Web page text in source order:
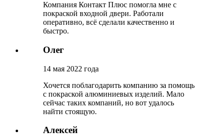
Компания Контакт Плюс помогла мне с
покраской входной двери. Работали
оперативно, всё сделали качественно и
быстро.
Олег
14 мая 2022 года
Хочется поблагодарить компанию за помощь
с покраской алюминиевых изделий. Мало
сейчас таких компаний, но вот удалось
найти стоящую.
Алексей